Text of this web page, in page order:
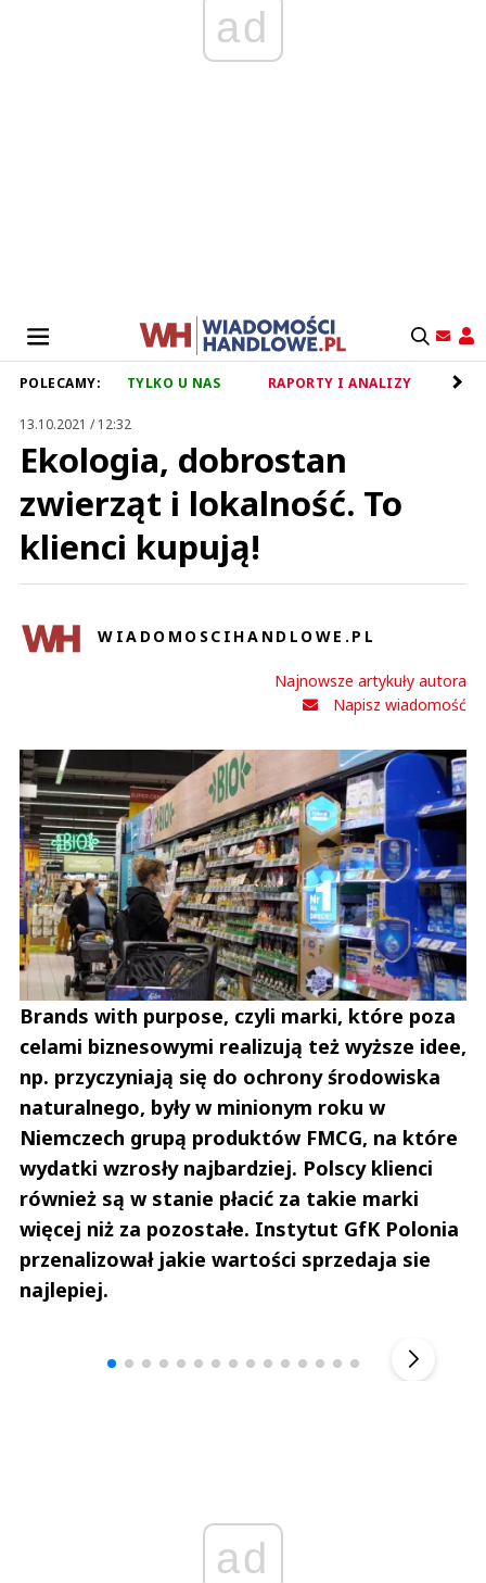
ad
POLECAMY: TYLKO U NAS RAPORTY I ANALIZY
13.10.2021 / 12:32
Ekologia, dobrostan
zwierząt i lokalność. To
klienci kupują!
WIADOMOSCIHANDLOWE.PL
Najnowsze artykuły autora
Napisz wiadomość
Brands with purpose, czyli marki, które poza
celami biznesowymi realizują też wyższe idee,
np. przyczyniają się do ochrony środowiska
naturalnego, były w minionym roku w
Niemczech grupą produktów FMCG, na które
wydatki wzrosły najbardziej. Polscy klienci
również są w stanie płacić za takie marki
więcej niż za pozostałe. Instytut GfK Polonia
przenalizował jakie wartości sprzedaja sie
najlepiej.
ad